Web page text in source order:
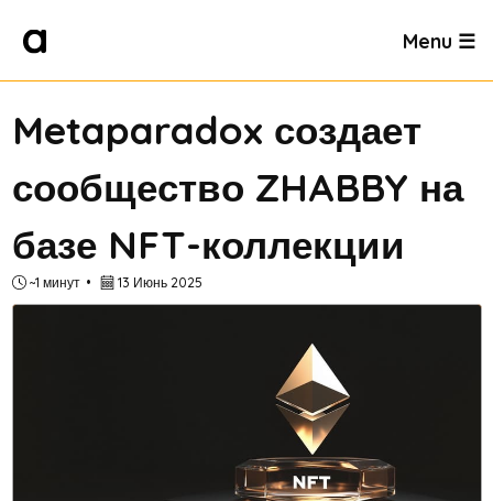
Menu ☰
Metaparadox создает
сообщество ZHABBY на
базе NFT-коллекции
~1 минут 13 Июнь 2025